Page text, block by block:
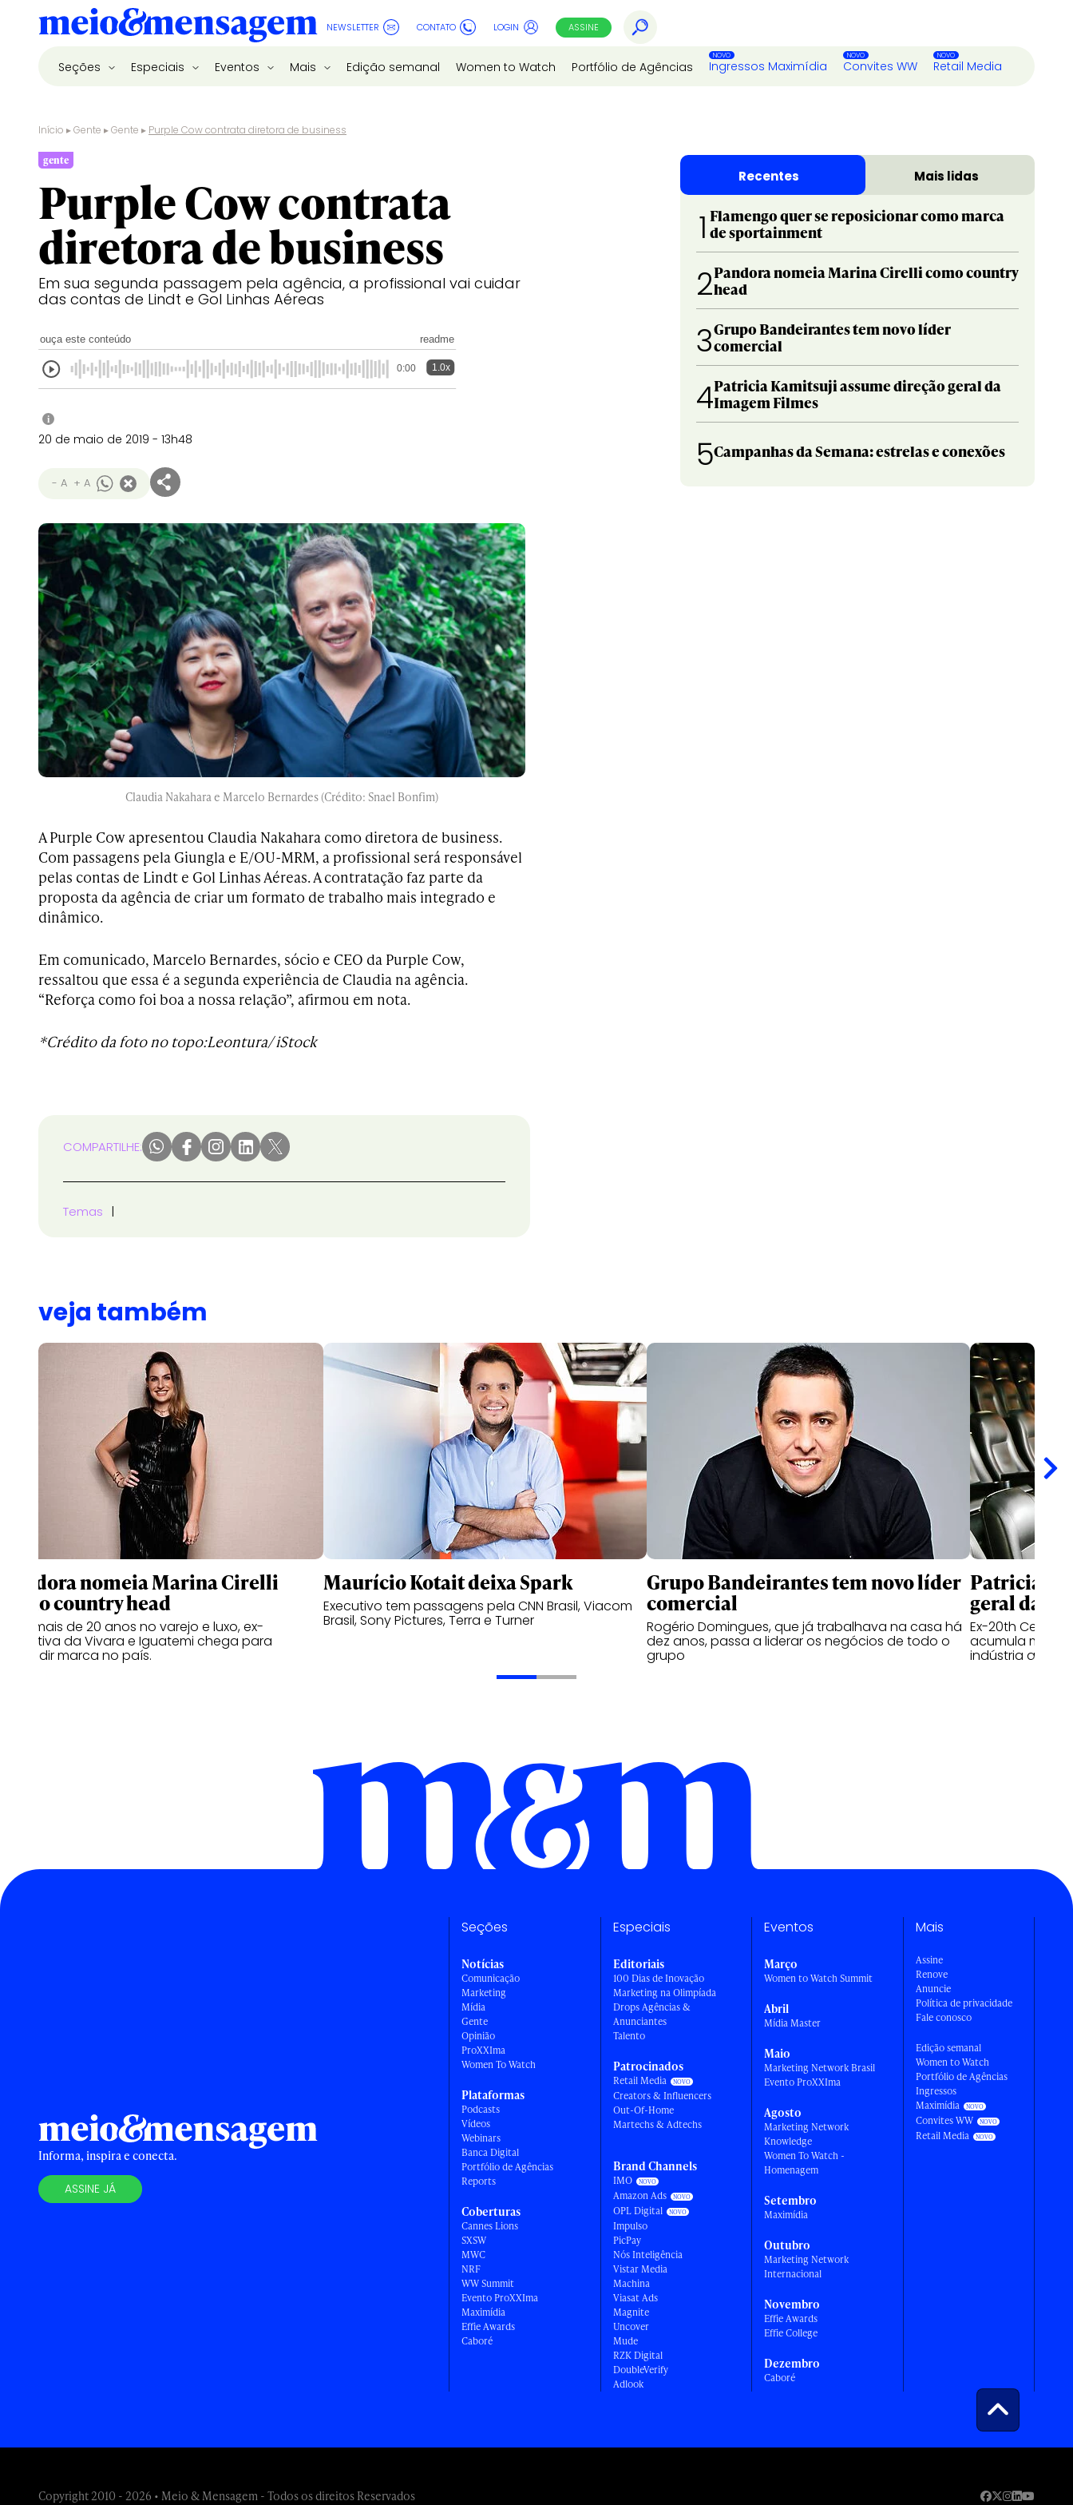
NEWSLETTER CONTATO LOGIN ASSINE
Seções Especiais Eventos Mais Edição semanal Women to Watch Portfólio de Agências Ingressos Maximídia Convites WW Retail Media
Início ▸Gente ▸Gente ▸ Purple Cow contrata diretora de business
gente
Purple Cow contrata
diretora de business
Em sua segunda passagem pela agência, a profissional vai cuidar
das contas de Lindt e Gol Linhas Aéreas
ouça este conteúdo readme
0:00 1.0x
i
20 de maio de 2019 - 13h48
- A + A
Claudia Nakahara e Marcelo Bernardes (Crédito: Snael Bonfim)
A Purple Cow apresentou Claudia Nakahara como diretora de business.
Com passagens pela Giungla e E/OU-MRM, a profissional será responsável
pelas contas de Lindt e Gol Linhas Aéreas. A contratação faz parte da
proposta da agência de criar um formato de trabalho mais integrado e
dinâmico.
Em comunicado, Marcelo Bernardes, sócio e CEO da Purple Cow,
ressaltou que essa é a segunda experiência de Claudia na agência.
“Reforça como foi boa a nossa relação”, afirmou em nota.
*Crédito da foto no topo:Leontura/ iStock
COMPARTILHE:
Temas
Recentes Mais lidas
1 Flamengo quer se reposicionar como marca
de sportainment
2Pandora nomeia Marina Cirelli como country
head
3Grupo Bandeirantes tem novo líder
comercial
4Patricia Kamitsuji assume direção geral da
Imagem Filmes
5Campanhas da Semana: estrelas e conexões
veja também
Pandora nomeia Marina Cirelli
como country head
Com mais de 20 anos no varejo e luxo, ex-
executiva da Vivara e Iguatemi chega para
expandir marca no país.
Maurício Kotait deixa Spark
Executivo tem passagens pela CNN Brasil, Viacom
Brasil, Sony Pictures, Terra e Turner
Grupo Bandeirantes tem novo líder
comercial
Rogério Domingues, que já trabalhava na casa há
dez anos, passa a liderar os negócios de todo o
grupo
Patricia
geral da
Ex-20th Century
acumula mais
indústria
Informa, inspira e conecta.
ASSINE JÁ
Seções
Notícias
Comunicação
Marketing
Mídia
Gente
Opinião
ProXXIma
Women To Watch
Plataformas
Podcasts
Vídeos
Webinars
Banca Digital
Portfólio de Agências
Reports
Coberturas
Cannes Lions
SXSW
MWC
NRF
WW Summit
Evento ProXXIma
Maximídia
Effie Awards
Caboré
Especiais
Editoriais
100 Dias de Inovação
Marketing na Olimpíada
Drops Agências &
Anunciantes
Talento
Patrocinados
Retail Media
Creators & Influencers
Out-Of-Home
Martechs & Adtechs
Brand Channels
IMO
Amazon Ads
OPL Digital
Impulso
PicPay
Nós Inteligência
Vistar Media
Machina
Viasat Ads
Magnite
Uncover
Mude
RZK Digital
DoubleVerify
Adlook
Eventos
Março
Women to Watch Summit
Abril
Mídia Master
Maio
Marketing Network Brasil
Evento ProXXIma
Agosto
Marketing Network
Knowledge
Women To Watch -
Homenagem
Setembro
Maximídia
Outubro
Marketing Network
Internacional
Novembro
Effie Awards
Effie College
Dezembro
Caboré
Mais
Assine
Renove
Anuncie
Política de privacidade
Fale conosco
Edição semanal
Women to Watch
Portfólio de Agências
Ingressos
Maximídia
Convites WW
Retail Media
Copyright 2010 - 2026 • Meio & Mensagem - Todos os direitos Reservados